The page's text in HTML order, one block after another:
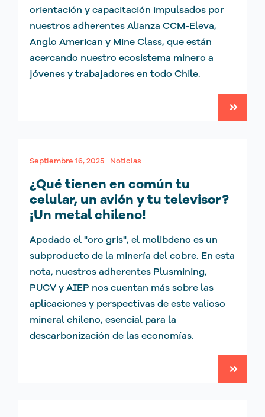
orientación y capacitación impulsados por
nuestros adherentes Alianza CCM-Eleva,
Anglo American y Mine Class, que están
acercando nuestro ecosistema minero a
jóvenes y trabajadores en todo Chile.
Septiembre 16, 2025 Noticias
¿Qué tienen en común tu
celular, un avión y tu televisor?
¡Un metal chileno!
Apodado el "oro gris", el molibdeno es un
subproducto de la minería del cobre. En esta
nota, nuestros adherentes Plusmining,
PUCV y AIEP nos cuentan más sobre las
aplicaciones y perspectivas de este valioso
mineral chileno, esencial para la
descarbonización de las economías.